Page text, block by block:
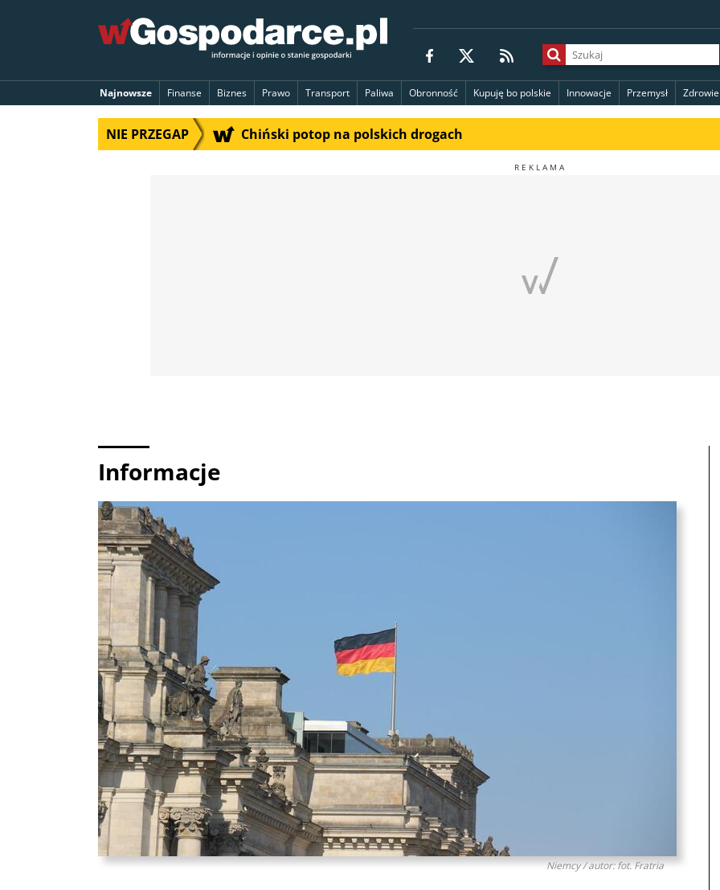
Najnowsze Finanse Biznes Prawo Transport Paliwa Obronność Kupuję bo polskie Innowacje Przemysł Zdrowie
NIE PRZEGAP Chiński potop na polskich drogach
Informacje
Niemcy / autor: fot. Fratria